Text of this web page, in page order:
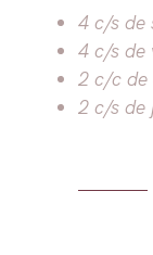
4 c/s de
4 c/s de
2 c/c de
2 c/s de